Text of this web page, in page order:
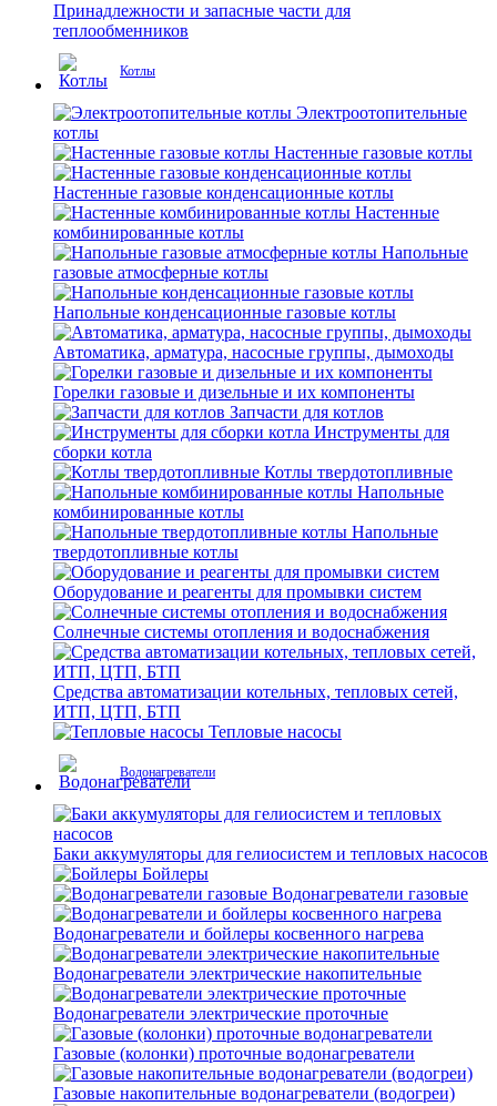
Принадлежности и запасные части для
теплообменников
Котлы
Электроотопительные
котлы
Настенные газовые котлы
Настенные газовые конденсационные котлы
Настенные
комбинированные котлы
Напольные
газовые атмосферные котлы
Напольные конденсационные газовые котлы
Автоматика, арматура, насосные группы, дымоходы
Горелки газовые и дизельные и их компоненты
Запчасти для котлов
Инструменты для
сборки котла
Котлы твердотопливные
Напольные
комбинированные котлы
Напольные
твердотопливные котлы
Оборудование и реагенты для промывки систем
Солнечные системы отопления и водоснабжения
Средства автоматизации котельных, тепловых сетей,
ИТП, ЦТП, БТП
Тепловые насосы
Водонагреватели
Баки аккумуляторы для гелиосистем и тепловых насосов
Бойлеры
Водонагреватели газовые
Водонагреватели и бойлеры косвенного нагрева
Водонагреватели электрические накопительные
Водонагреватели электрические проточные
Газовые (колонки) проточные водонагреватели
Газовые накопительные водонагреватели (водогреи)